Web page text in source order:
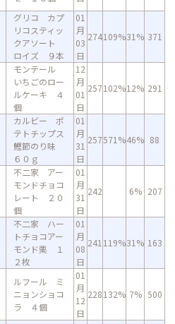
グリコ カプ
リコスティッ
クアソート
ロイズ ９本
01
月
03
日
274109%31% 371
モンテール
いちごのロー
ルケーキ ４
個
12
月
01
日
257102%12% 291
カルビー ポ
テトチップス
鰹節のり味
６０ｇ
01
月
31
日
257571%46% 88
不二家 アー
モンドチョコ
レート ２０
個
01
月
31
日
242 6% 207
不二家 ハー
トチョコアー
モンド栗 １
２枚
01
月
08
日
241 119%31% 163
ルフール ミ
ニョンショコ
ラ ４個
01
月
12
日
228132% 7% 500